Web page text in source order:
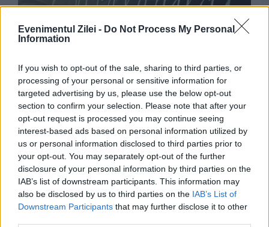
Evenimentul Zilei - Do Not Process My Personal
Information
If you wish to opt-out of the sale, sharing to third parties, or
processing of your personal or sensitive information for
targeted advertising by us, please use the below opt-out
section to confirm your selection. Please note that after your
opt-out request is processed you may continue seeing
interest-based ads based on personal information utilized by
us or personal information disclosed to third parties prior to
your opt-out. You may separately opt-out of the further
disclosure of your personal information by third parties on the
IAB’s list of downstream participants. This information may
also be disclosed by us to third parties on the IAB’s List of
Downstream Participants that may further disclose it to other
SOCIAL
Bacalaureat 2026: Unii absolvenți vor putea
primi diploma mai devreme. Condiția impusă
de minister